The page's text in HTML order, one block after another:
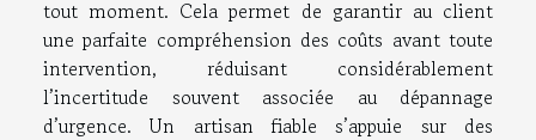
tout moment. Cela permet de garantir au client
une parfaite compréhension des coûts avant toute
intervention, réduisant considérablement
l’incertitude souvent associée au dépannage
d’urgence. Un artisan fiable s’appuie sur des